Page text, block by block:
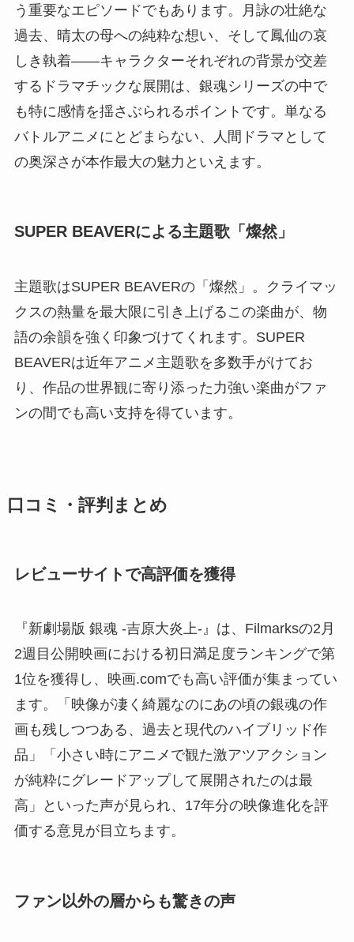
う重要なエピソードでもあります。月詠の壮絶な
過去、晴太の母への純粋な想い、そして鳳仙の哀
しき執着――キャラクターそれぞれの背景が交差
するドラマチックな展開は、銀魂シリーズの中で
も特に感情を揺さぶられるポイントです。単なる
バトルアニメにとどまらない、人間ドラマとして
の奥深さが本作最大の魅力といえます。
SUPER BEAVERによる主題歌「燦然」
主題歌はSUPER BEAVERの「燦然」。クライマッ
クスの熱量を最大限に引き上げるこの楽曲が、物
語の余韻を強く印象づけてくれます。SUPER
BEAVERは近年アニメ主題歌を多数手がけてお
り、作品の世界観に寄り添った力強い楽曲がファ
ンの間でも高い支持を得ています。
口コミ・評判まとめ
レビューサイトで高評価を獲得
『新劇場版 銀魂 -吉原大炎上-』は、Filmarksの2月
2週目公開映画における初日満足度ランキングで第
1位を獲得し、映画.comでも高い評価が集まってい
ます。「映像が凄く綺麗なのにあの頃の銀魂の作
画も残しつつある、過去と現代のハイブリッド作
品」「小さい時にアニメで観た激アツアクション
が純粋にグレードアップして展開されたのは最
高」といった声が見られ、17年分の映像進化を評
価する意見が目立ちます。
ファン以外の層からも驚きの声